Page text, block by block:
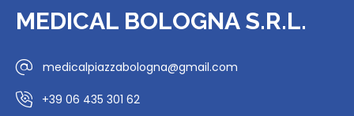
MEDICAL BOLOGNA S.R.L.
medicalpiazzabologna@gmail.com
+39 06 435 301 62